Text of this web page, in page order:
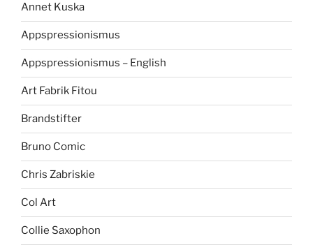
Annet Kuska
Appspressionismus
Appspressionismus – English
Art Fabrik Fitou
Brandstifter
Bruno Comic
Chris Zabriskie
Col Art
Collie Saxophon